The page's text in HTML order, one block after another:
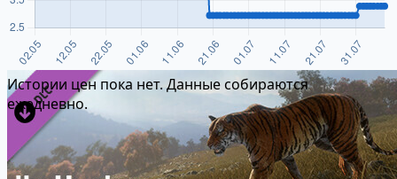
Истории цен пока нет. Данные собираются
ежедневно.